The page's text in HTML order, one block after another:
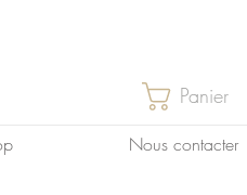
Panier
Nous contacter